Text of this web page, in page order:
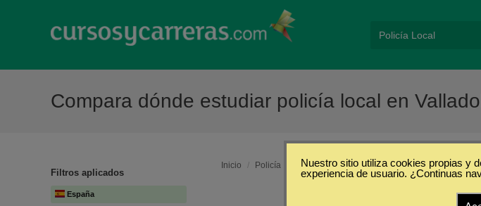
Compara dónde estudiar policía local en
Filtros aplicados
España
Inicio / Policía Local / Valladolid
Nuestro sitio utiliza cookies propias y
experiencia de usuario. ¿Continuas